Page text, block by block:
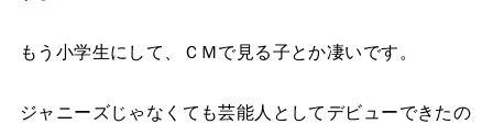
もう小学生にして、ＣＭで見る子とか凄いです。
ジャニーズじゃなくても芸能人としてデビューできたの